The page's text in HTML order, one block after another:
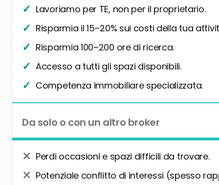
Lavoriamo per TE, non per il proprietario.
Risparmia il 15–20% sui costi della tua
Risparmia 100–200 ore di ricerca.
Accesso a tutti gli spazi disponibili.
Competenza immobiliare specializzata.
Da solo o con un altro broker
Perdi occasioni e spazi difficili da trovare.
Potenziale conflitto di interessi (spesso